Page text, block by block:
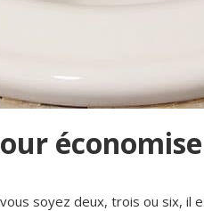
soyez deux, trois ou six,